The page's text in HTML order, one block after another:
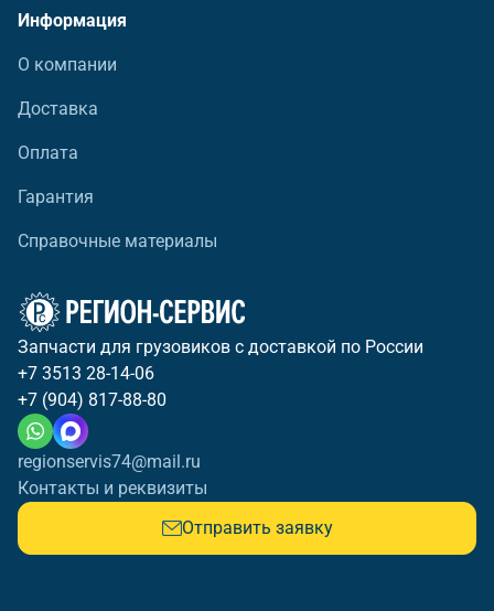
Информация
О компании
Доставка
Оплата
Гарантия
Справочные материалы
Запчасти для грузовиков с доставкой по России
+7 3513 28-14-06
+7 (904) 817-88-80
regionservis74@mail.ru
Контакты и реквизиты
Отправить заявку